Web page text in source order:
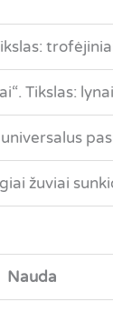
Tikslas:
žuviai
Nauda